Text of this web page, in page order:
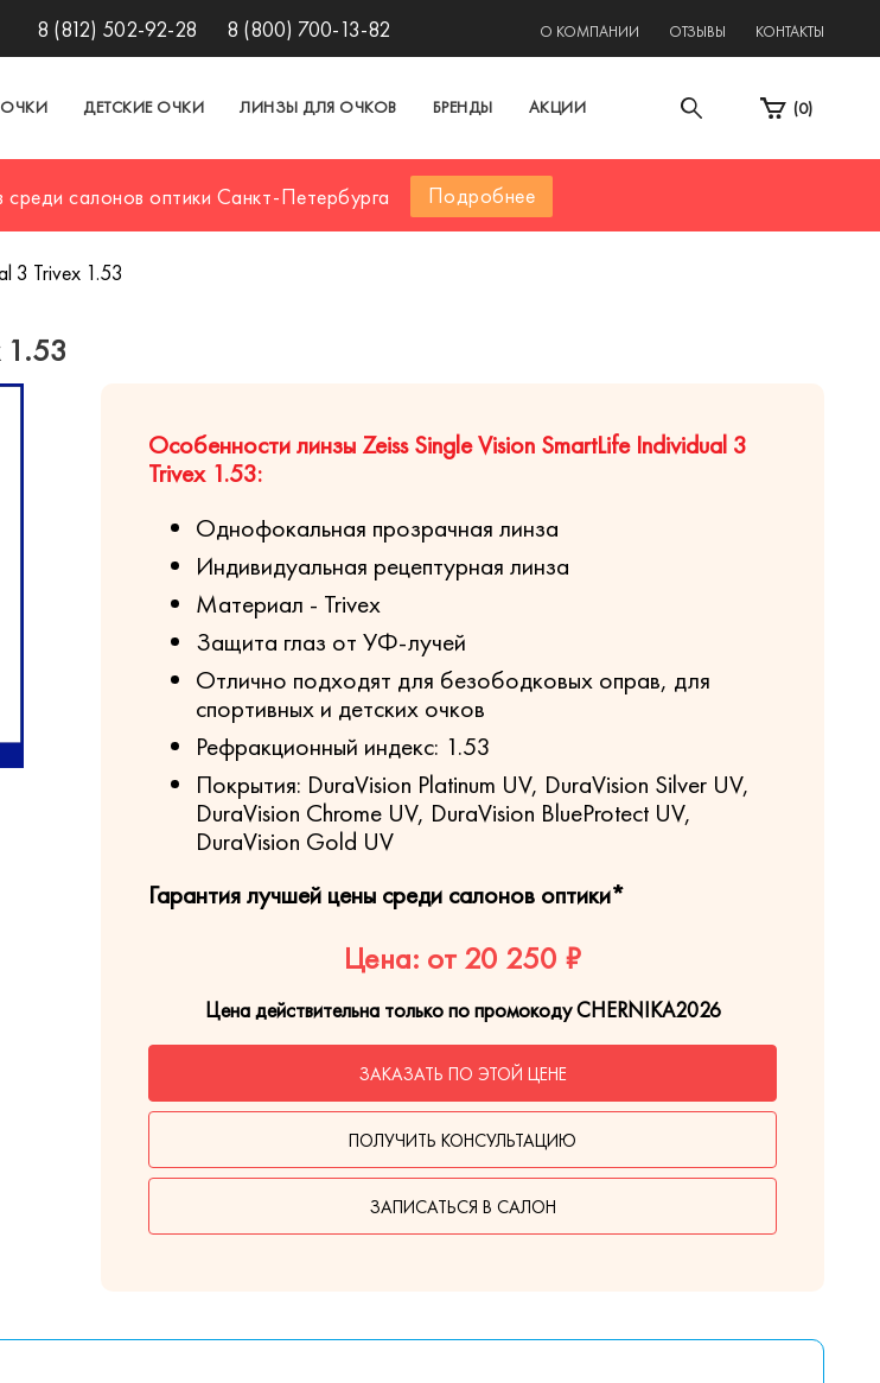
8 (812) 502-92-28 8 (800) 700-13-82 О КОМПАНИИ ОТЗЫВЫ КОНТАКТЫ
ДЕТСКИЕ ОЧКИ ЛИНЗЫ ДЛЯ ОЧКОВ БРЕНДЫ АКЦИИ (0)
среди салонов оптики Санкт-Петербурга Подробнее
3 Trivex 1.53
1.53
Особенности линзы Zeiss Single Vision SmartLife Individual 3
Trivex 1.53:
Однофокальная прозрачная линза
Индивидуальная рецептурная линза
Материал - Trivex
Защита глаз от УФ-лучей
Отлично подходят для безободковых оправ, для
спортивных и детских очков
Рефракционный индекс: 1.53
Покрытия: DuraVision Platinum UV, DuraVision Silver UV,
DuraVision Chrome UV, DuraVision BlueProtect UV,
DuraVision Gold UV
Гарантия лучшей цены среди салонов оптики*
Цена: от 20 250 ₽
Цена действительна только по промокоду CHERNIKA2026
ЗАКАЗАТЬ ПО ЭТОЙ ЦЕНЕ
ПОЛУЧИТЬ КОНСУЛЬТАЦИЮ
ЗАПИСАТЬСЯ В САЛОН